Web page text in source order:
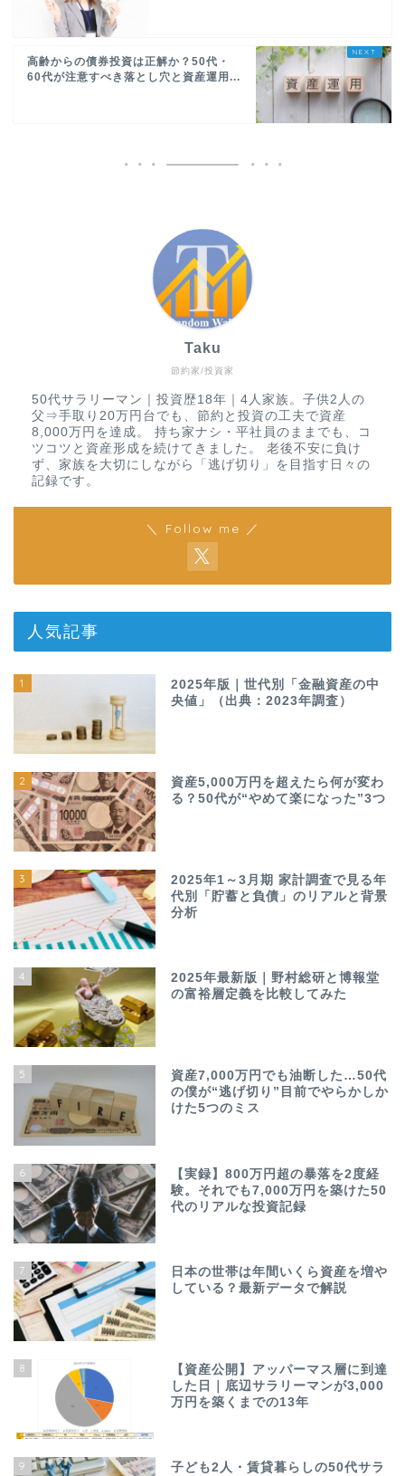
高齢からの債券投資は正解か？50代・
60代が注意すべき落とし穴と資産運用...
節約家/投資家
Taku
50代サラリーマン｜投資歴18年｜4人家族。子供2人の
父⇒手取り20万円台でも、節約と投資の工夫で資産
8,000万円を達成。 持ち家ナシ・平社員のままでも、コ
ツコツと資産形成を続けてきました。 老後不安に負け
ず、家族を大切にしながら「逃げ切り」を目指す日々の
記録です。
＼ Follow me ／
人気記事
1
2025年版｜世代別「金融資産の中
央値」（出典：2023年調査）
2
資産5,000万円を超えたら何が変わ
る？50代が“やめて楽になった”3つ
3
2025年1～3月期 家計調査で見る年
代別「貯蓄と負債」のリアルと背景
分析
4
2025年最新版｜野村総研と博報堂
の富裕層定義を比較してみた
5
資産7,000万円でも油断した…50代
の僕が“逃げ切り”目前でやらかしか
けた5つのミス
6
【実録】800万円超の暴落を2度経
験。それでも7,000万円を築けた50
代のリアルな投資記録
7
日本の世帯は年間いくら資産を増や
している？最新データで解説
8
【資産公開】アッパーマス層に到達
した日｜底辺サラリーマンが3,000
万円を築くまでの13年
9
子ども2人・賃貸暮らしの50代サラ